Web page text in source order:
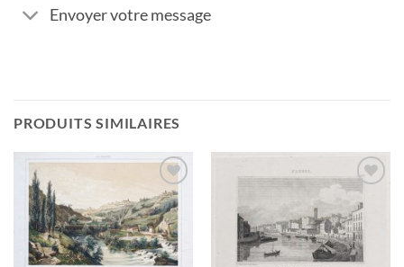
Envoyer votre message
PRODUITS SIMILAIRES
Ajouter
à la
wishlist
à la
wishlist